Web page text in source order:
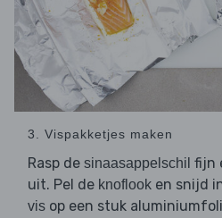
3. Vispakketjes maken
Rasp de sinaasappelschil fijn
uit. Pel de knoflook en snijd
vis op een stuk